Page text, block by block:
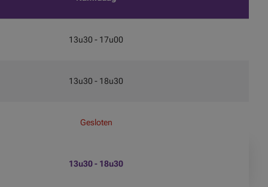
13u30 - 17u00
13u30 - 18u30
Gesloten
13u30 - 18u30